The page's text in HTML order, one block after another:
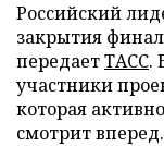
Российский
закрытия
передаетТАСС.
участники
которая
смотрит вперед.